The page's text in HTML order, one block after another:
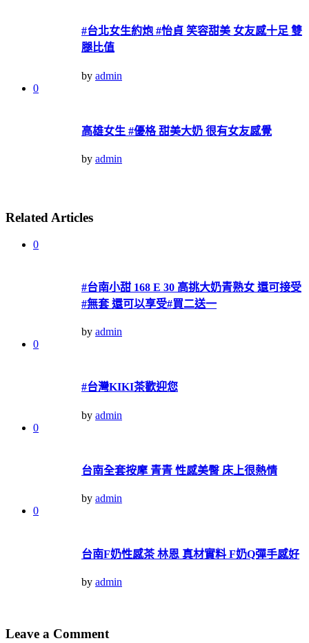
#台北女生約炮 #怡貞 笑容甜美 女友感十足 雙
腿比值
by admin
0
高雄女生 #優格 甜美大奶 很有女友感覺
by admin
Related Articles
0
#台南小甜 168 E 30 高挑大奶青熟女 還可接受
#無套 還可以享受#買二送一
by admin
0
#台灣KIKI茶歡迎您
by admin
0
台南全套按摩 青青 性感美臀 床上很熱情
by admin
0
台南F奶性感茶 林恩 真材實料 F奶Q彈手感好
by admin
Leave a Comment